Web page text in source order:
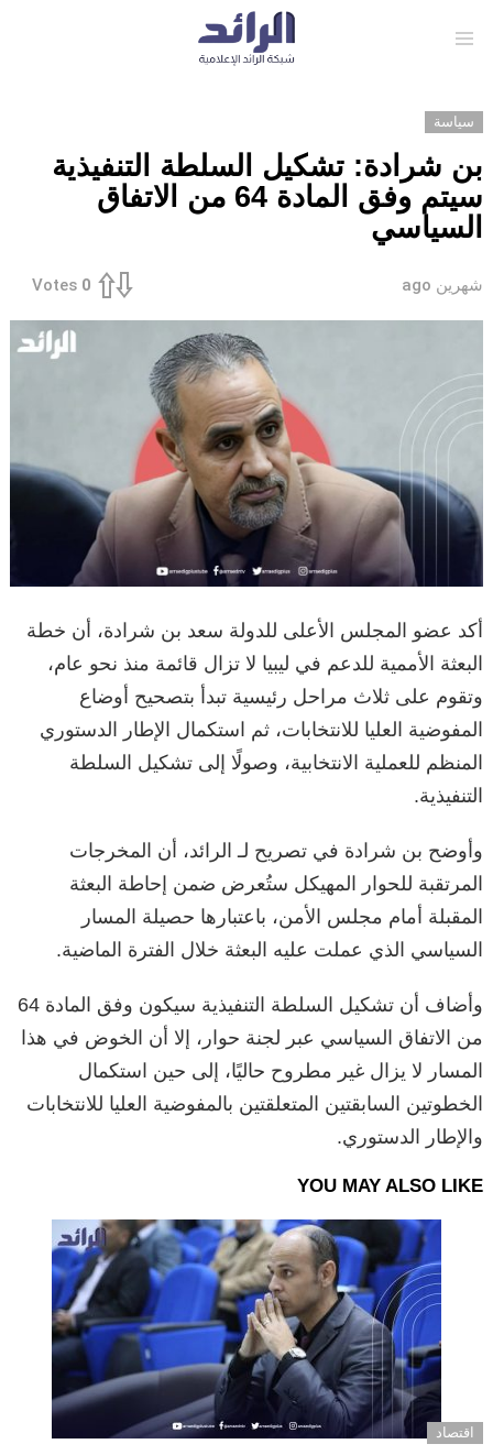
سياسة
بن شرادة: تشكيل السلطة التنفيذية
سيتم وفق المادة 64 من الاتفاق
السياسي
شهرين ago 0
Votes
أكد عضو المجلس الأعلى للدولة سعد بن شرادة، أن خطة
البعثة الأممية للدعم في ليبيا لا تزال قائمة منذ نحو عام،
وتقوم على ثلاث مراحل رئيسية تبدأ بتصحيح أوضاع
المفوضية العليا للانتخابات، ثم استكمال الإطار الدستوري
المنظم للعملية الانتخابية، وصولًا إلى تشكيل السلطة
التنفيذية.
وأوضح بن شرادة في تصريح لـ الرائد، أن المخرجات
المرتقبة للحوار المهيكل ستُعرض ضمن إحاطة البعثة
المقبلة أمام مجلس الأمن، باعتبارها حصيلة المسار
السياسي الذي عملت عليه البعثة خلال الفترة الماضية.
وأضاف أن تشكيل السلطة التنفيذية سيكون وفق المادة 64
من الاتفاق السياسي عبر لجنة حوار، إلا أن الخوض في هذا
المسار لا يزال غير مطروح حاليًا، إلى حين استكمال
الخطوتين السابقتين المتعلقتين بالمفوضية العليا للانتخابات
والإطار الدستوري.
YOU MAY ALSO LIKE
اقتصاد